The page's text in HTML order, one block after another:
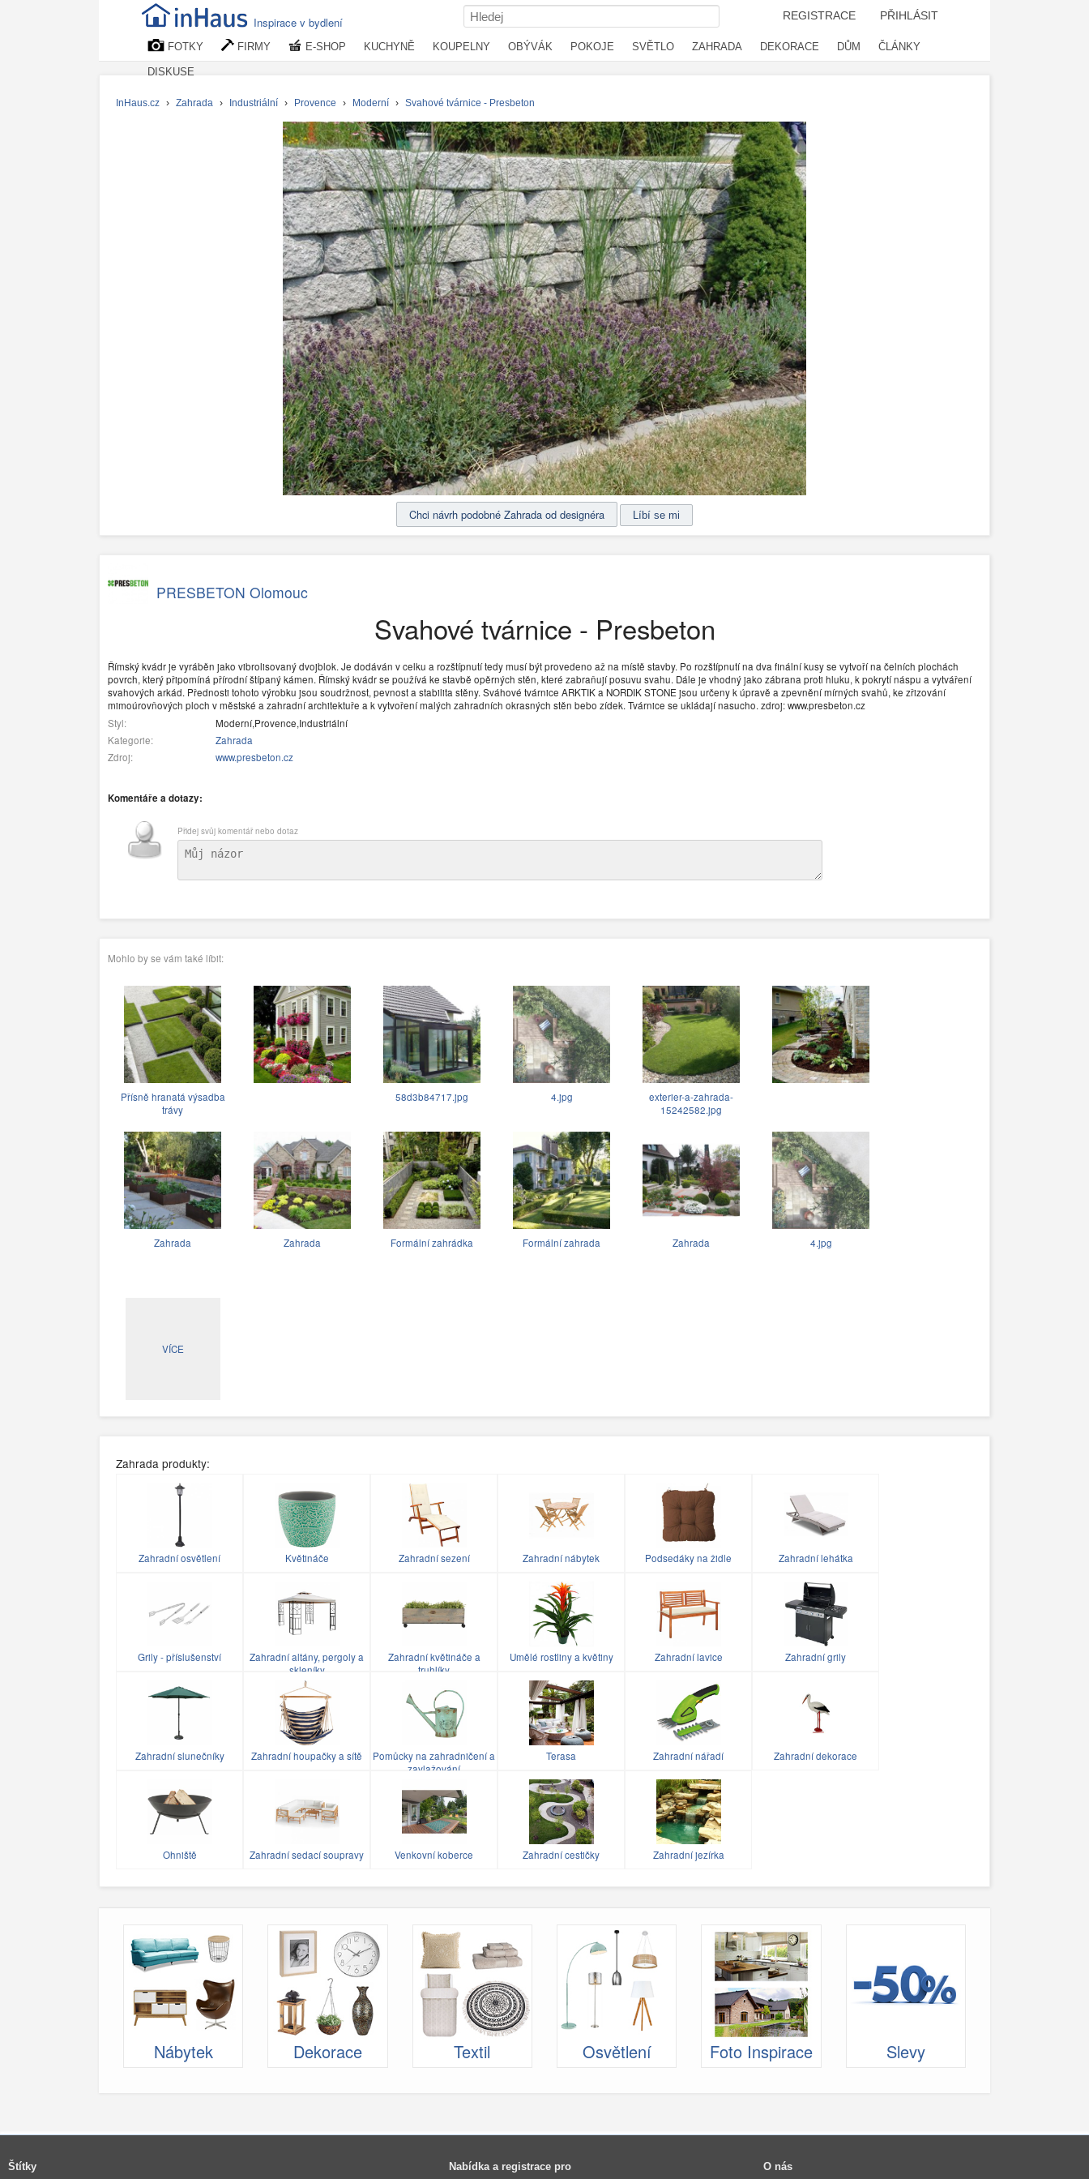
Inspirace v bydlení REGISTRACE PŘIHLÁSIT
FOTKY FIRMY E-SHOP KUCHYNĚ KOUPELNY OBÝVÁK POKOJE SVĚTLO ZAHRADA DEKORACE DŮM ČLÁNKY
DISKUSE
InHaus.cz › Zahrada › Industriální › Provence › Moderní › Svahové tvárnice - Presbeton
Chci návrh podobné Zahrada od designéra
PRESBETON Olomouc
Svahové tvárnice - Presbeton
Římský kvádr je vyráběn jako vibrolisovaný dvojblok. Je dodáván v celku a rozštípnutí tedy musí být provedeno až na místě stavby. Po rozštípnutí na dva finální kusy se vytvoří na čelních plochách
povrch, který připomíná přírodní štípaný kámen. Římský kvádr se používá ke stavbě opěrných stěn, které zabraňují posuvu svahu. Dále je vhodný jako zábrana proti hluku, k pokrytí náspu a vytváření
svahových arkád. Přednosti tohoto výrobku jsou soudržnost, pevnost a stabilita stěny. Sváhové tvárnice ARKTIK a NORDIK STONE jsou určeny k úpravě a zpevnění mírných svahů, ke zřizování
mimoúrovňových ploch v městské a zahradní architektuře a k vytvoření malých zahradních okrasných stěn bebo zídek. Tvárnice se ukládají nasucho. zdroj: www.presbeton.cz
Styl:
Moderní,Provence,Industriální
Kategorie:
Zahrada
Zdroj:
www.presbeton.cz
Komentáře a dotazy:
Přidej svůj komentář nebo dotaz
Mohlo by se vám také líbit:
Přísně hranatá výsadba
trávy
58d3b84717.jpg 4.jpg
exterier-a-zahrada-
15242582.jpg
Zahrada Zahrada Formální zahrádka Formální zahrada Zahrada 4.jpg
VÍCE
Zahrada produkty:
Zahradní osvětlení Květináče Zahradní sezení Zahradní nábytek Podsedáky na židle Zahradní lehátka
Grily - příslušenství
Zahradní altány, pergoly a
skleníky
Zahradní květináče a
truhlíky
Umělé rostliny a květiny Zahradní lavice Zahradní grily
Zahradní slunečníky Zahradní houpačky a sítě
Pomůcky na zahradničení a
zavlažování
Terasa Zahradní nářadí Zahradní dekorace
Ohniště Zahradní sedací soupravy Venkovní koberce Zahradní cestičky Zahradní jezírka
Nábytek Dekorace Textil Osvětlení Foto Inspirace Slevy
Štítky Nabídka a registrace pro O nás